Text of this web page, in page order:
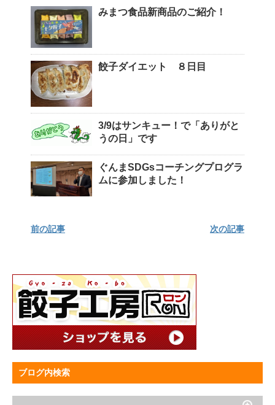
みまつ食品新商品のご紹介！
餃子ダイエット ８日目
3/9はサンキュー！で「ありがと
うの日」です
ぐんまSDGsコーチングプログラ
ムに参加しました！
前の記事 次の記事
ブログ内検索